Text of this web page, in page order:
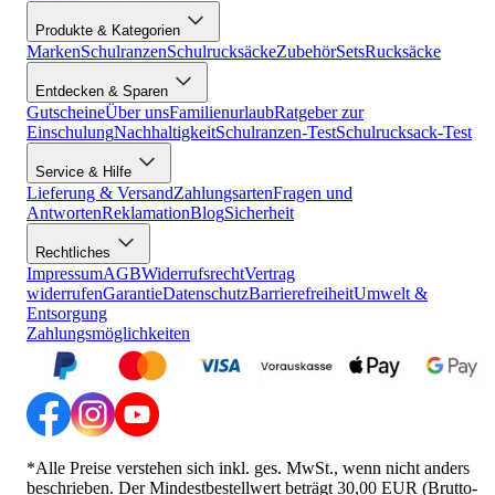
Produkte & Kategorien
MarkenSchulranzenSchulrucksäckeZubehörSetsRucksäcke
Entdecken & Sparen
GutscheineÜber unsFamilienurlaubRatgeber zur
EinschulungNachhaltigkeitSchulranzen-TestSchulrucksack-Test
Service & Hilfe
Lieferung & VersandZahlungsartenFragen und
AntwortenReklamationBlogSicherheit
Rechtliches
ImpressumAGBWiderrufsrechtVertrag
widerrufenGarantieDatenschutzBarrierefreiheitUmwelt &
Entsorgung
Zahlungsmöglichkeiten
*Alle Preise verstehen sich inkl. ges. MwSt., wenn nicht anders
beschrieben. Der Mindestbestellwert beträgt 30,00 EUR (Brutto-